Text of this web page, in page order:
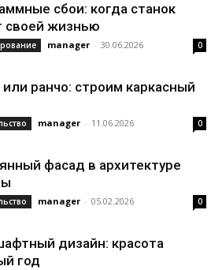
сбои: когда станок
своей жизнью
manager - 30.06.2026 0
ранчо: строим каркасный
manager - 11.06.2026 0
фасад в архитектуре
manager - 05.02.2026 0
дизайн: красота
год